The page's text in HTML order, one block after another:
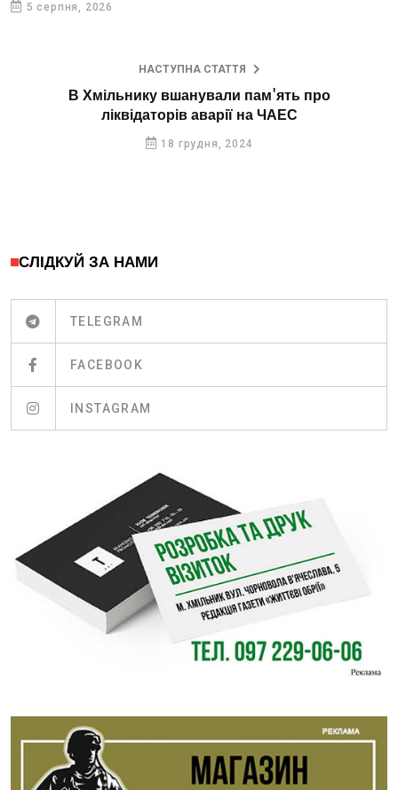
5 серпня, 2026
НАСТУПНА СТАТТЯ
В Хмільнику вшанували пам'ять про
ліквідаторів аварії на ЧАЕС
18 грудня, 2024
СЛІДКУЙ ЗА НАМИ
TELEGRAM
FACEBOOK
INSTAGRAM